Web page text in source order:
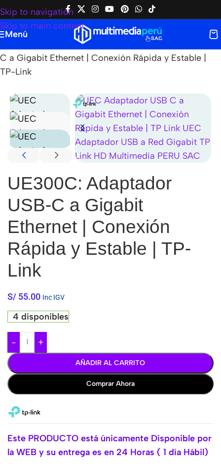
Skip to navigation
Skip to main content
Menú
TP-LINK
UE300C: Adaptador USB-
C a Gigabit Ethernet | Conexión Rápida y Estable |
TP-Link
UE300C: Adaptador
USB-C a Gigabit
Ethernet | Conexión
Rápida y Estable | TP-
Link
S/ 55.00 Inc IGV
4 disponibles
- +
AÑADIR AL CARRITO
Comprar Ahora
Este PRODUCTO está únicamente Disponible por
la WEB y su entrega es en 24 Horas ( 1 día Hábil)